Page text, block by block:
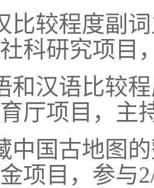
比较程度副
科研究项目
和汉语比较
厅项目，主
中国古地图
项目，参与